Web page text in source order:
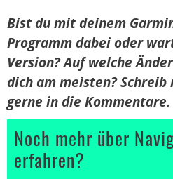
Bist du mit deinem
Programm dabei oder
Version? Auf welche
dich am meisten?
gerne in die Kommentare.
Noch mehr über
erfahren?